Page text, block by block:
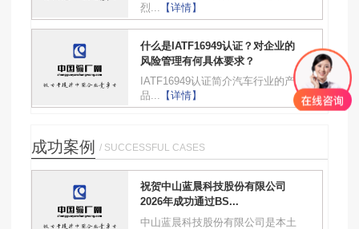
烈...
【详情】
什么是IATF16949认证？对企业的
风险管理有何具体要求？
IATF16949认证简介汽车行业的产
品...
【详情】
成功案例 / SUCCESSFUL CASES
祝贺中山蓝晨科技股份有限公司
2026年成功通过BS...
中山蓝晨科技股份有限公司是本土